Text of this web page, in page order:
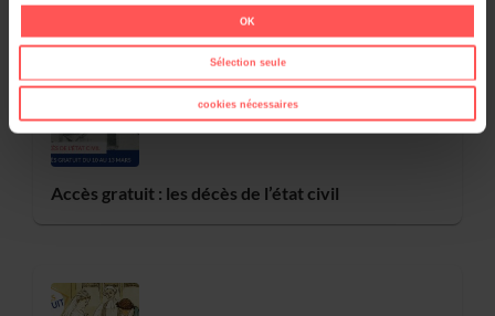
OK
Sélection seule
cookies nécessaires
Accès gratuit : les décès de l’état civil